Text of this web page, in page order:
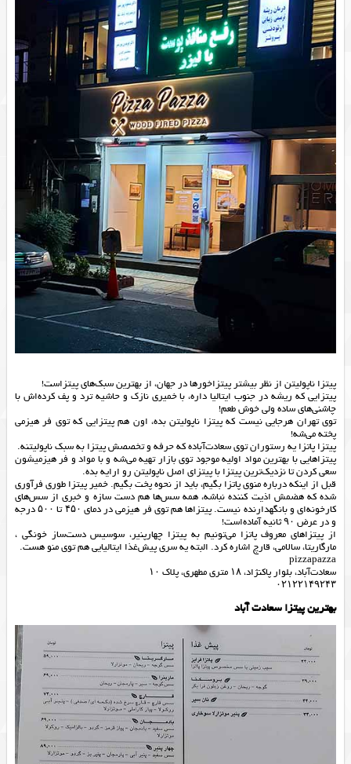
پیتزا ناپولیتن از نظر بیشتر پیتزاخورها در جهان، از بهترین سبک‌های پیتزاست!
پیتزایی که ریشه در جنوب ایتالیا داره، با خمیری نازک و حاشیه ترد و پف کرده‌اش با
چاشنی‌های ساده ولی خوش طعم!
توی تهران هرجایی نیست که پیتزا ناپولیتن بده، اون هم پیتزایی که توی فر هیزمی
پخته می‌شه!
‌پیتزا پاتزا یه رستوران توی سعادت‌آباده که حرفه و تخصصش پیتزا به سبک ناپولیتنه.
پیتزاهایی با بهترین مواد اولیه موجود توی بازار تهیه می‌شه و با مواد و فر هیزمیشون
سعی کردن تا نزدیک‌ترین پیتزا با پیتزای اصل ناپولیتن رو ارایه بده.
قبل از اینکه درباره منوی پاتزا بگیم، باید از نحوه پخت بگیم. خمیر پیتزا طوری فرآوری
شده که هضمش اذیت کننده نباشه، همه سس‌ها هم دست سازه و خبری از سس‌های
کارخونه‌ای و بانگهدارنده نیست. پیتزاها هم توی فر هیزمی در دمای ۴۵۰ تا ۵۰۰ درجه
و در عرض ۹۰ ثانیه آماده‌است!
از پیتزاهای معروف پاتزا می‌تونیم به پیتزا چهارپنیر، سوسیس دست‌ساز خونگی ،
مارگاریتا، سالامی، قارچ اشاره کرد. البته یه سری پیش‌غذا ایتالیایی هم توی منو هست.
pizzapazza
‌سعادت‌آباد، بلوار پاکنژاد، ۱۸ متری مطهری، پلاک ۱۰
‌۰۲۱۲۲۱۴۹۲۴۳
بهترین پیتزا سعادت آباد